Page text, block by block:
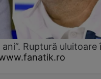
Ruptură uluitoare